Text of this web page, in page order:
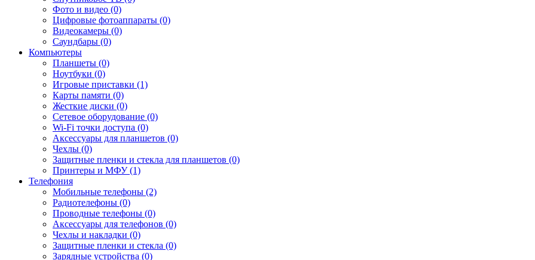
Фото и видео (0)
Цифровые фотоаппараты (0)
Видеокамеры (0)
Саундбары (0)
Компьютеры
Планшеты (0)
Ноутбуки (0)
Игровые приставки (1)
Карты памяти (0)
Жесткие диски (0)
Сетевое оборудование (0)
Wi-Fi точки доступа (0)
Аксессуары для планшетов (0)
Чехлы (0)
Защитные пленки и стекла для планшетов (0)
Принтеры и МФУ (1)
Телефония
Мобильные телефоны (2)
Радиотелефоны (0)
Проводные телефоны (0)
Аксессуары для телефонов (0)
Чехлы и накладки (0)
Защитные пленки и стекла (0)
Зарядные устройства (0)